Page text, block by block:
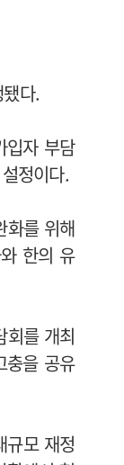
다.
입자 부담
정이다.
화를 위해
한의 유
회를 개최
충을 공유
규모 재정